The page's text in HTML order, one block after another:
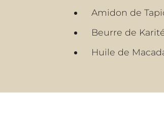
Amidon de
Beurre de
Huile de